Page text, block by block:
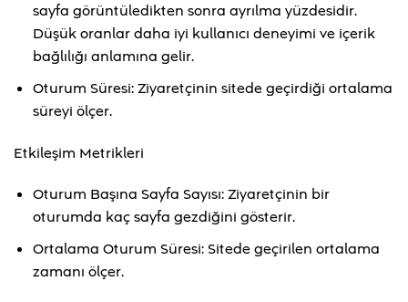
sayfa görüntüledikten sonra ayrılma yüzdesidir.
Düşük oranlar daha iyi kullanıcı deneyimi ve içerik
bağlılığı anlamına gelir.
Oturum Süresi: Ziyaretçinin sitede geçirdiği ortalama
süreyi ölçer.
Etkileşim Metrikleri
Oturum Başına Sayfa Sayısı: Ziyaretçinin bir
oturumda kaç sayfa gezdiğini gösterir.
Ortalama Oturum Süresi: Sitede geçirilen ortalama
zamanı ölçer.